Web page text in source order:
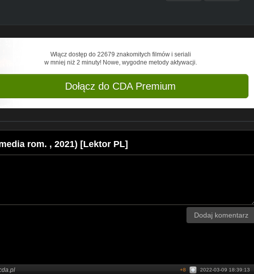
Włącz dostęp do 22679 znakomitych filmów i seriali
w mniej niż 2 minuty! Nowe, wygodne metody aktywacji.
Dołącz do CDA Premium
rom. , 2021) [Lektor PL]
Dodaj komentarz
2022-03-09 18:39:13
+8